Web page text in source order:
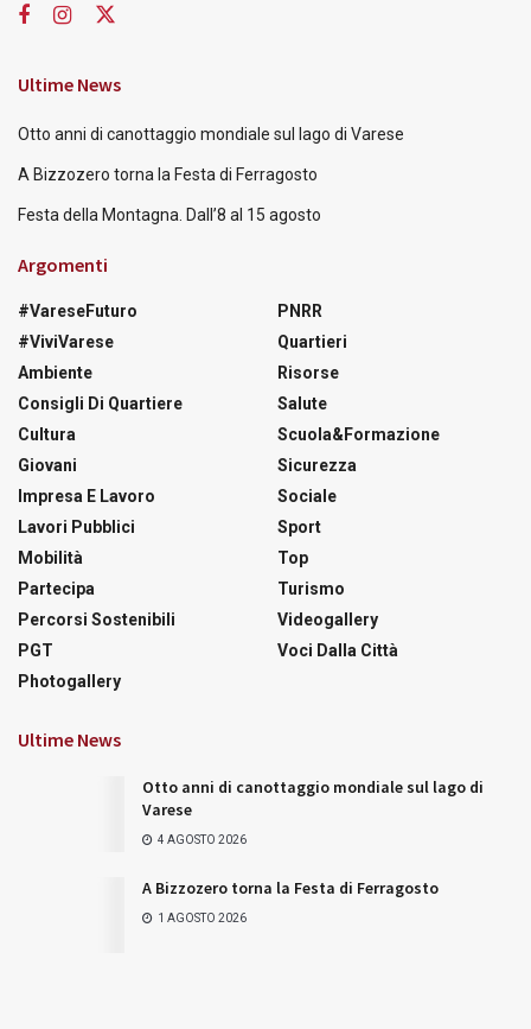
Ultime News
Otto anni di canottaggio mondiale sul lago di Varese
A Bizzozero torna la Festa di Ferragosto
Festa della Montagna. Dall’8 al 15 agosto
Argomenti
#VareseFuturo
#ViviVarese
Ambiente
Consigli Di Quartiere
Cultura
Giovani
Impresa E Lavoro
Lavori Pubblici
Mobilità
Partecipa
Percorsi Sostenibili
PGT
Photogallery
PNRR
Quartieri
Risorse
Salute
Scuola&Formazione
Sicurezza
Sociale
Sport
Top
Turismo
Videogallery
Voci Dalla Città
Ultime News
Otto anni di canottaggio mondiale sul lago di
Varese
4 AGOSTO 2026
A Bizzozero torna la Festa di Ferragosto
1 AGOSTO 2026